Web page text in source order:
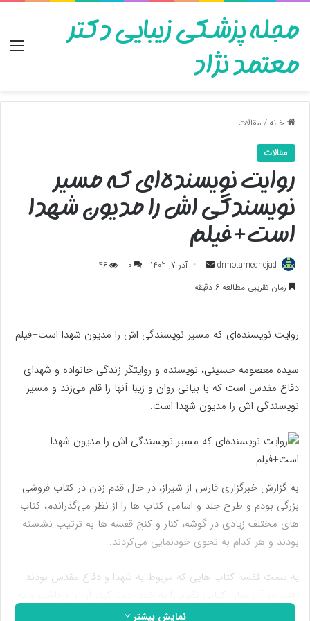
مجله پزشکی زیبایی دکتر
معتمد نژاد
خانه/مقالات
مقالات
روایت نویسنده‌ای که مسیر
نویسندگی اش را مدیون شهدا
است+فیلم
drmotamednejad
ارسال
به
آذر 7, 1402 0
46
زمان تقریبی مطالعه 6 دقیقه
روایت نویسنده‌ای که مسیر نویسندگی اش را مدیون شهدا است+فیلم
سیده معصومه حسینی، نویسنده و روایتگر زندگی خانواده و شهدای
دفاع مقدس است که با بیانی روان و زیبا آنها را قلم می‌زند و مسیر
نویسندگی اش را مدیون شهدا است.
به گزارش خبرگزاری فارس از شیراز، در حال قدم زدن در کتاب فروشی
بزرگی بودم و طرح جلد و اسامی کتاب ها را از نظر می‌گذراندم، کتاب
های مختلف زیادی در گوشه، کنار و کنج قفسه ها به ترتیب نشسته
بودند و هر کدام به نحوی خودنمایی می‌کردند.
به سمت قفسه کتاب هایی که مربوط به شهدا و دفاع مقدس بودند
دقت بررسی کردم روی آن نوشته شده بود اشک حوا؛ حسین شاه
نمایش بیشتر